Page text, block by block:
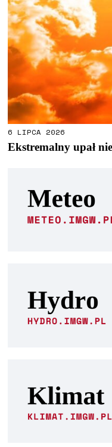
6 LIPCA 2026
Ekstremalny upał